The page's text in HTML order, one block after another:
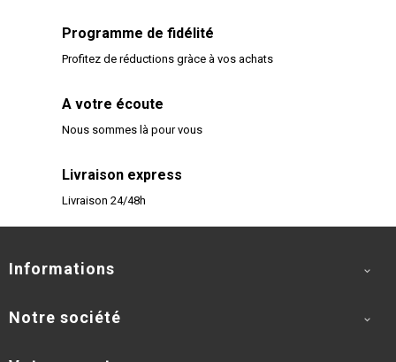
Programme de fidélité
Profitez de réductions gràce à vos achats
A votre écoute
Nous sommes là pour vous
Livraison express
Livraison 24/48h
Informations 
Notre société 